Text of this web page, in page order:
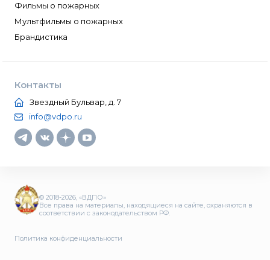
Фильмы о пожарных
Мультфильмы о пожарных
Брандистика
Контакты
Звездный Бульвар, д. 7
info@vdpo.ru
© 2018-2026, «ВДПО»
Все права на материалы, находящиеся на сайте, охраняются в
соответствии с законодательством РФ.
Политика конфиденциальности